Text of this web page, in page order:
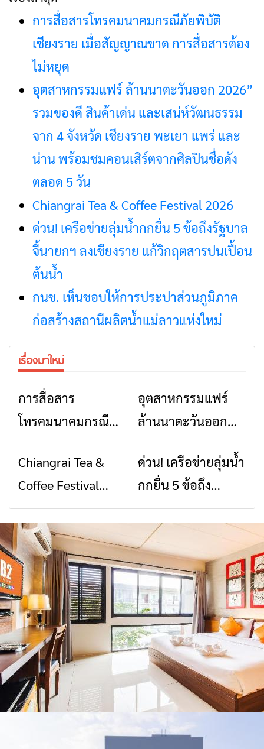
การสื่อสารโทรคมนาคมกรณีภัยพิบัติ
เชียงราย เมื่อสัญญาณขาด การสื่อสารต้อง
ไม่หยุด
อุตสาหกรรมแฟร์ ล้านนาตะวันออก 2026”
รวมของดี สินค้าเด่น และเสน่ห์วัฒนธรรม
จาก 4 จังหวัด เชียงราย พะเยา แพร่ และ
น่าน พร้อมชมคอนเสิร์ตจากศิลปินชื่อดัง
ตลอด 5 วัน
Chiangrai Tea & Coffee Festival 2026
ด่วน! เครือข่ายลุ่มน้ำกกยื่น 5 ข้อถึงรัฐบาล
จี้นายกฯ ลงเชียงราย แก้วิกฤตสารปนเปื้อน
ต้นน้ำ
กนช. เห็นชอบให้การประปาส่วนภูมิภาค
ก่อสร้างสถานีผลิตน้ำแม่ลาวแห่งใหม่
เรื่องมาใหม่
การสื่อสาร
โทรคมนาคมกรณีภัย
สัญญาณขาด การ
สื่อสารต้องไม่หยุด
ข่าวเชียงราย
อุตสาหกรรมแฟร์
ล้านนาตะวันออก
สินค้าเด่น และเสน่ห์
วัฒนธรรมจาก 4
จังหวัด เชียงราย
พะเยา แพร่ และ
น่าน พร้อมชม
คอนเสิร์ตจากศิลปิน
ชื่อดังตลอด 5 วัน
ข่าวเชียงราย
Chiangrai Tea &
Coffee Festival
2026
ข่าวเชียงราย
ด่วน! เครือข่ายลุ่มน้ำ
กกยื่น 5 ข้อถึง
รัฐบาล จี้นายกฯ ลง
เชียงราย แก้วิกฤต
สารปนเปื้อนต้นน้ำ